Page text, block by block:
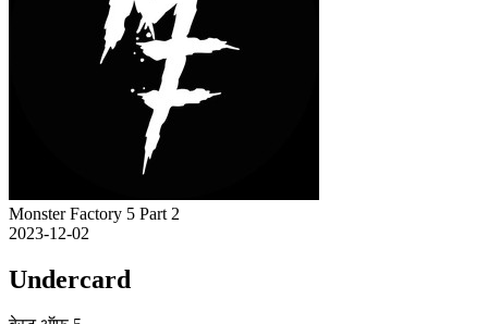
Monster Factory 5 Part 2
2023-12-02
Undercard